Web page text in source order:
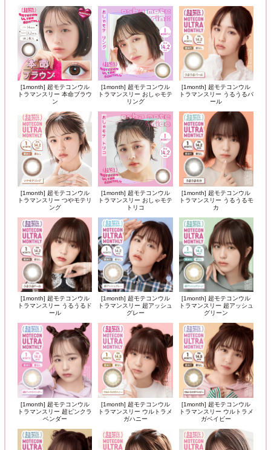
[1month] 超モテコンウル
トラマンスリー 本命ブラウ
ン
[1month] 超モテコンウル
トラマンスリー おしゃモテ
リング
[1month] 超モテコンウル
トラマンスリー うるうるパ
ール
[1month] 超モテコンウル
トラマンスリー つやモテリ
ング
[1month] 超モテコンウル
トラマンスリー おしゃモテ
トリコ
[1month] 超モテコンウル
トラマンスリー うるうるモ
カ
[1month] 超モテコンウル
トラマンスリー うるうるド
ール
[1month] 超モテコンウル
トラマンスリー 超アッシュ
グレー
[1month] 超モテコンウル
トラマンスリー 超アッシュ
グリーン
[1month] 超モテコンウル
トラマンスリー 超ピンクラ
ベンダー
[1month] 超モテコンウル
トラマンスリー ウルトラメ
ガハニー
[1month] 超モテコンウル
トラマンスリー ウルトラメ
ガベイビー